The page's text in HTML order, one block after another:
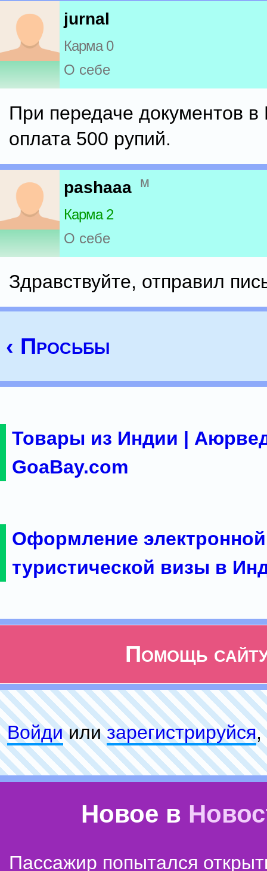
jurnal
Карма 0
О себе
При передаче документов в
оплата 500 рупий.
pashaaa м
Карма 2
О себе
Здравствуйте, отправил
‹ Просьбы
Товары из Индии |
GoaBay.com
Оформление электронной
туристической визы в
Помощь
Войдиилизарeгиcтpируйся,
Новое в
Пассажир попытался